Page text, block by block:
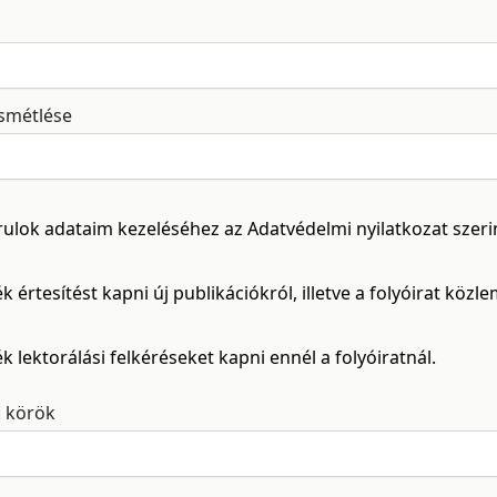
adataim kezeléséhez az Adatvédelmi nyilatkozat
értesítést kapni új publikációkról, illetve a folyóirat
lektorálási felkéréseket kapni ennél a folyóiratnál.
körök